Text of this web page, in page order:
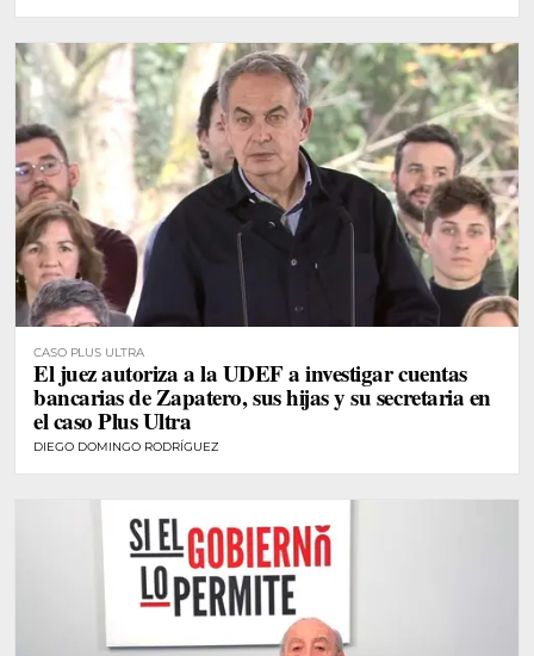
CASO PLUS ULTRA
El juez autoriza a la UDEF a investigar cuentas
bancarias de Zapatero, sus hijas y su secretaria en
el caso Plus Ultra
DIEGO DOMINGO RODRÍGUEZ